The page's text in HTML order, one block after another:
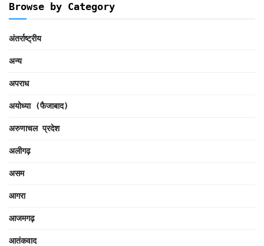
Browse by Category
अंतर्राष्ट्रीय
अन्य
अपराध
अयोध्या (फैजाबाद)
अरुणाचल प्रदेश
अलीगढ़
असम
आगरा
आजमगढ़
आतंकवाद